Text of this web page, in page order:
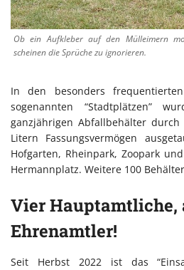
Ob ein Aufkleber auf den Mülleimern
scheinen die Sprüche zu ignorieren.
In den besonders
sogenannten “Stadtplätzen”
ganzjährigen Abfallbehälter
Litern Fassungsvermögen
Hofgarten, Rheinpark, Zoopark
Hermannplatz. Weitere 100
Vier Hauptamtliche,
Ehrenamtler!
Seit Herbst 2022 ist das